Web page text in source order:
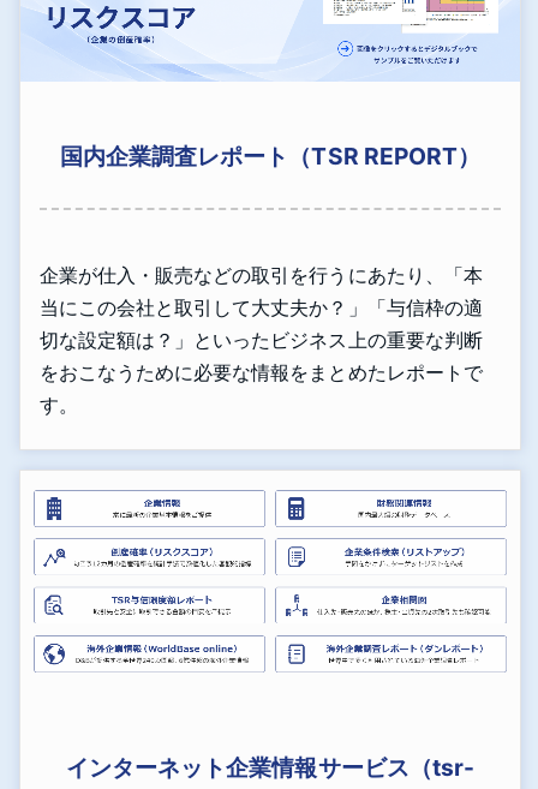
国内企業調査レポート（TSR REPORT）
企業が仕入・販売などの取引を行うにあたり、「本
当にこの会社と取引して大丈夫か？」「与信枠の適
切な設定額は？」といったビジネス上の重要な判断
をおこなうために必要な情報をまとめたレポートで
す。
インターネット企業情報サービス（tsr-